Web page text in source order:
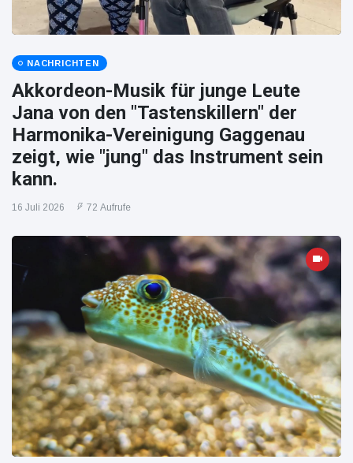
NACHRICHTEN
Akkordeon-Musik für junge Leute
Jana von den "Tastenskillern" der
Harmonika-Vereinigung Gaggenau
zeigt, wie "jung" das Instrument sein
kann.
16 Juli 2026 72 Aufrufe